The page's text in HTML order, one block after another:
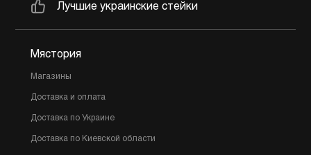
Лучшие украинские стейки
Мястория
Магазины
Доставка и оплата
Доставка по Украине
Доставка по Киевской области